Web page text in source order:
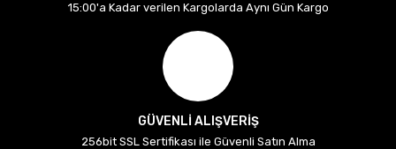
15:00'a Kadar verilen Kargolarda Aynı Gün Kargo
GÜVENLİ ALIŞVERİŞ
256bit SSL Sertifikası ile Güvenli Satın Alma